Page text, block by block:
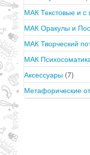
МАК Текстовые и с
МАК Оракулы и
МАК Творческий
МАК
Аксессуары (7)
Метафорические